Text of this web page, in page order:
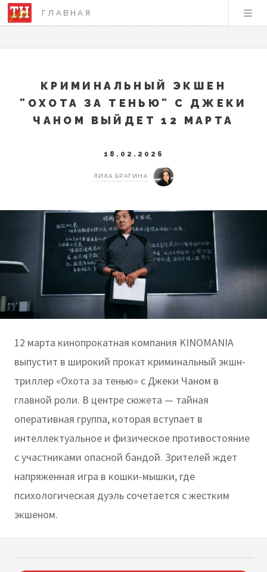
ГЛАВНАЯ
КРИМИНАЛЬНЫЙ ЭКШЕН
"ОХОТА ЗА ТЕНЬЮ" С ДЖЕКИ
ЧАНОМ ВЫЙДЕТ 12 МАРТА
18.02.2026
ЛИКА БРАГИНА
12 марта кинопрокатная компания KINOMANIA
выпустит в широкий прокат криминальный экшн-
триллер «Охота за тенью» с Джеки Чаном в
главной роли. В центре сюжета — тайная
оперативная группа, которая вступает в
интеллектуальное и физическое противостояние
с участниками опасной бандой. Зрителей ждет
напряженная игра в кошки-мышки, где
психологическая дуэль сочетается с жестким
экшеном.